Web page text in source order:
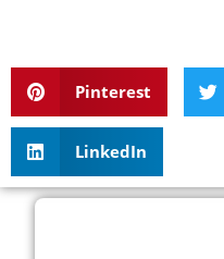
Pinterest
LinkedIn